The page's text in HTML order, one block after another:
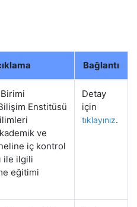
Bağlantı
Enstitüsü
ve
iç kontrol
ile ilgili
eğitimi
Detay
için
tıklayınız.